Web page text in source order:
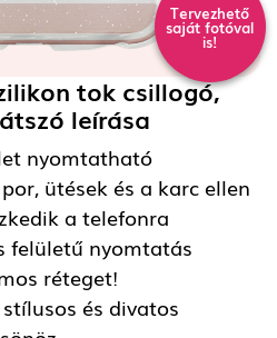
Tervezhető
saját fotóval
is!
tok csillogó,
leírása
nyomtatható
ütések és a karc ellen
a telefonra
felületű nyomtatás
réteget!
és divatos